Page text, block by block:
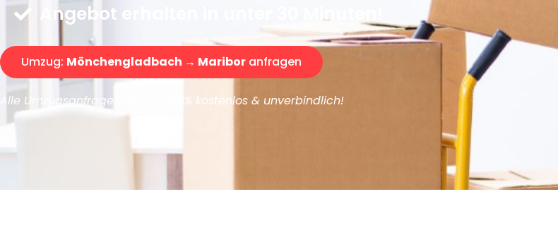
Angebot erhalten in unter 30 Minuten!
Umzug: Mönchengladbach → Maribor anfragen
Alle Umzugsanfragen sind zu 100% kostenlos & unverbindlich!